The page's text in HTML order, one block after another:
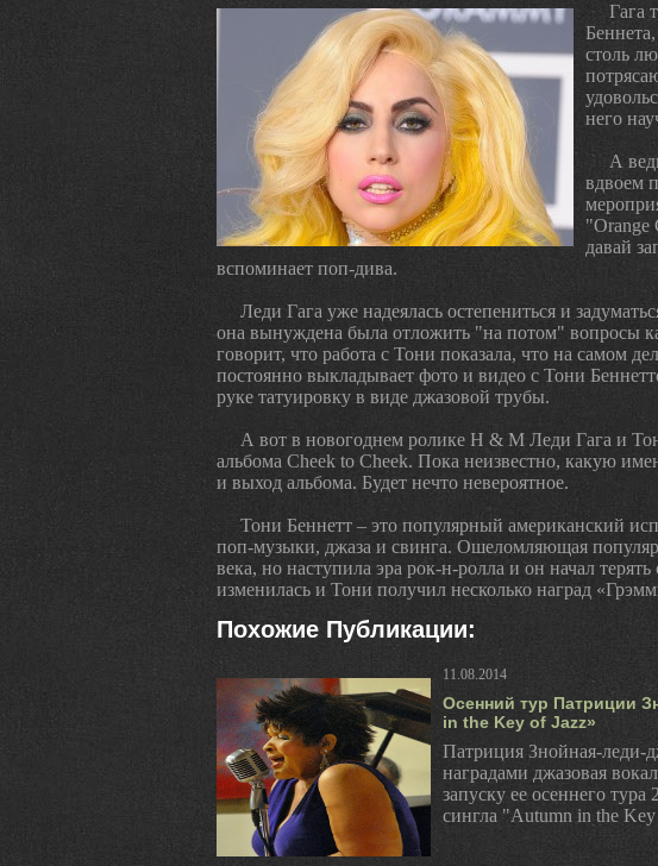
Гага
столь
него
А
вдвоем
"Orange
давай
вспоминает поп-дива.
Леди Гага уже надеялась остепениться и
она вынуждена была отложить "на потом" вопросы
говорит, что работа с Тони показала, что на самом
постоянно выкладывает фото и видео с Тони
руке татуировку в виде джазовой трубы.
А вот в новогоднем ролике Н & М Леди Гага и
альбома Cheek to Cheek. Пока неизвестно, какую
и выход альбома. Будет нечто невероятное.
Тони Беннетт – это популярный американский
поп-музыки, джаза и свинга. Ошеломляющая
века, но наступила эра рок-н-ролла и он начал
изменилась и Тони получил несколько наград
Похожие Публикации:
11.08.2014
Осенний тур Патриции
in the Key of Jazz»
Патриция Знойная-леди-
наградами джазовая
запуску ее осеннего
сингла "Autumn in the